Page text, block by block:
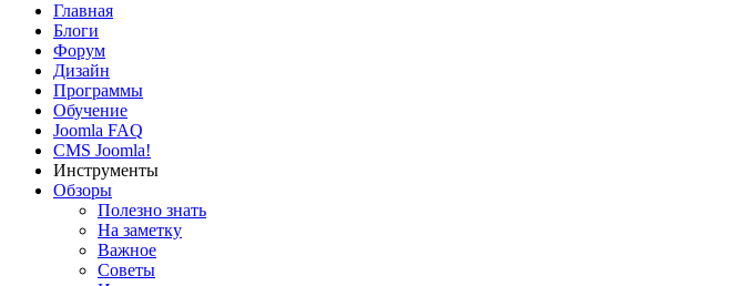
Главная
Блоги
Форум
Дизайн
Программы
Обучение
Joomla FAQ
CMS Joomla!
Инструменты
Обзоры
Полезно знать
На заметку
Важное
Советы